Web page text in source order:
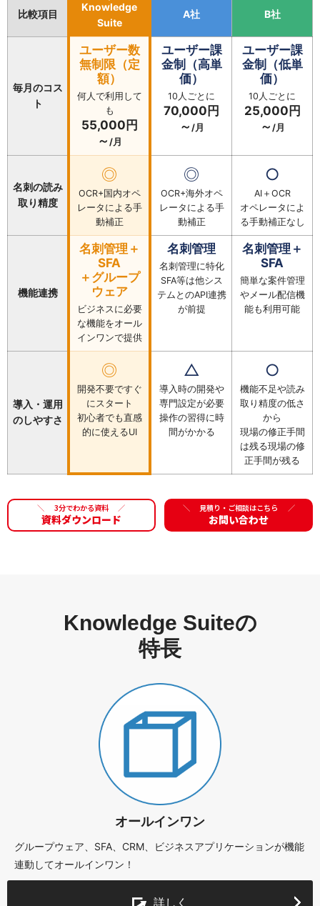
比較項目
Knowledge
Suite
A社 B社
毎月のコス
ト
ユーザー数
無制限（定
額）
何人で利用して
も
55,000円
～ /月
ユーザー課
金制（高単
価）
10人ごとに
70,000円
～ /月
ユーザー課
金制（低単
価）
10人ごとに
25,000円
～ /月
名刺の読み
取り精度
◎
OCR+国内オペ
レータによる手
動補正
◎
OCR+海外オペ
レータによる手
動補正
○
AI＋OCR
オペレータによ
る手動補正なし
機能連携
名刺管理＋
SFA
＋グループ
ウェア
ビジネスに必要
な機能をオール
インワンで提供
名刺管理
名刺管理に特化
SFA等は他シス
テムとのAPI連携
が前提
名刺管理＋
SFA
簡単な案件管理
やメール配信機
能も利用可能
導入・運用
のしやすさ
◎
開発不要ですぐ
にスタート
初心者でも直感
的に使えるUI
△
導入時の開発や
専門設定が必要
操作の習得に時
間がかかる
○
機能不足や読み
取り精度の低さ
から
現場の修正手間
は残る現場の修
正手間が残る
＼ 3分でわかる資料 ／
資料ダウンロード
＼ 見積り・ご相談はこちら ／
お問い合わせ
Knowledge Suiteの
特長
オールインワン
グループウェア、SFA、CRM、ビジネスアプリケーションが機能
連動してオールインワン！
詳しく